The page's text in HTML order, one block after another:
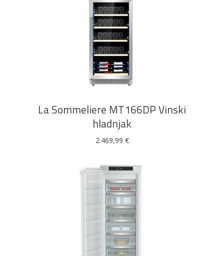
DODAJ U KOŠARICU
La Sommeliere MT166DP Vinski
hladnjak
2.469,99 €